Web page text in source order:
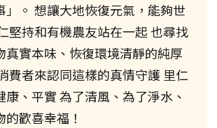
」。 想讓大地恢復元氣，能夠世
堅持和有機農友站在一起 也尋找
真實本味、恢復環境清靜的純厚
費者來認同這樣的真情守護 里仁
康、平實 為了清風、為了淨水、
歡喜幸福！